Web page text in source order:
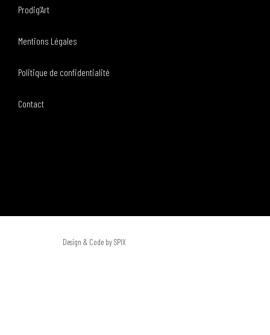
Prodig’Art
Mentions Légales
Politique de confidentialité
Contact
Design & Code by SPIX